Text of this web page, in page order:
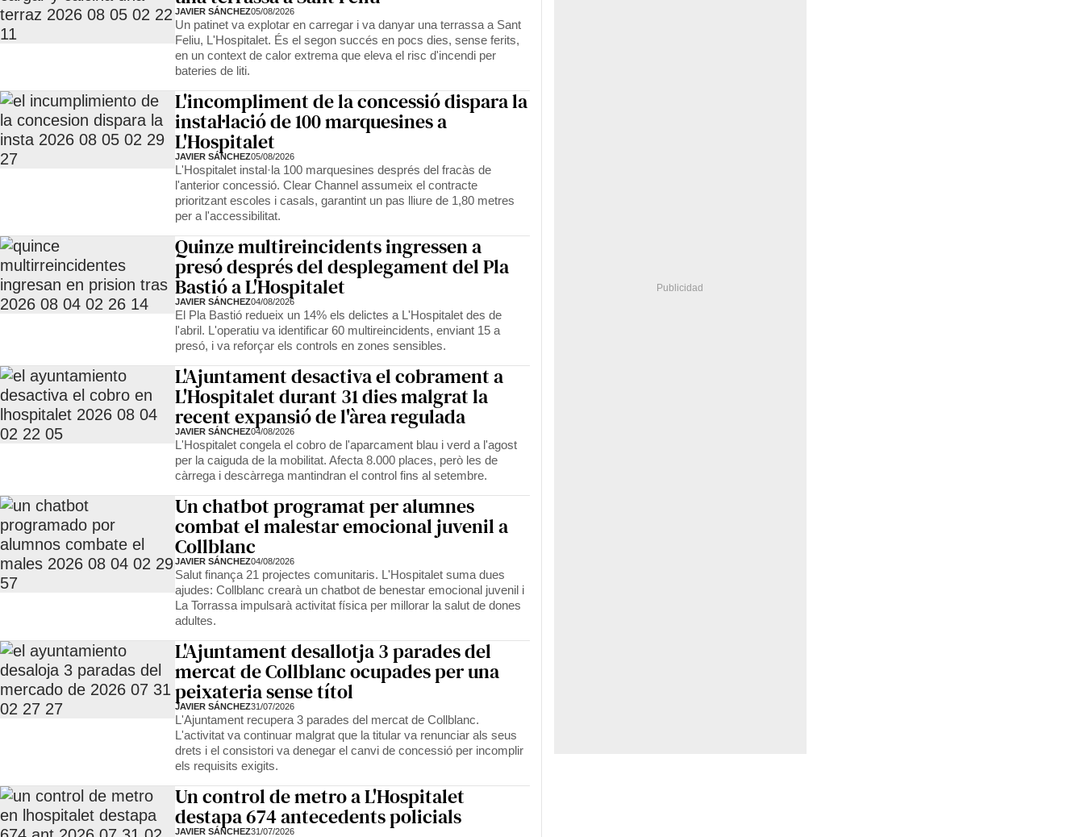
JAVIER SÁNCHEZ05/08/2026
Un patinet va explotar en carregar i va danyar una terrassa a Sant
Feliu, L'Hospitalet. És el segon succés en pocs dies, sense ferits,
en un context de calor extrema que eleva el risc d'incendi per
bateries de liti.
L'incompliment de la concessió dispara la
instal·lació de 100 marquesines a
L'Hospitalet
JAVIER SÁNCHEZ05/08/2026
L'Hospitalet instal·la 100 marquesines després del fracàs de
l'anterior concessió. Clear Channel assumeix el contracte
prioritzant escoles i casals, garantint un pas lliure de 1,80 metres
per a l'accessibilitat.
Quinze multireincidents ingressen a
presó després del desplegament del Pla
Bastió a L'Hospitalet
JAVIER SÁNCHEZ04/08/2026
El Pla Bastió redueix un 14% els delictes a L'Hospitalet des de
l'abril. L'operatiu va identificar 60 multireincidents, enviant 15 a
presó, i va reforçar els controls en zones sensibles.
L'Ajuntament desactiva el cobrament a
L'Hospitalet durant 31 dies malgrat la
recent expansió de l'àrea regulada
JAVIER SÁNCHEZ04/08/2026
L'Hospitalet congela el cobro de l'aparcament blau i verd a l'agost
per la caiguda de la mobilitat. Afecta 8.000 places, però les de
càrrega i descàrrega mantindran el control fins al setembre.
Un chatbot programat per alumnes
combat el malestar emocional juvenil a
Collblanc
JAVIER SÁNCHEZ04/08/2026
Salut finança 21 projectes comunitaris. L'Hospitalet suma dues
ajudes: Collblanc crearà un chatbot de benestar emocional juvenil i
La Torrassa impulsarà activitat física per millorar la salut de dones
adultes.
L'Ajuntament desallotja 3 parades del
mercat de Collblanc ocupades per una
peixateria sense títol
JAVIER SÁNCHEZ31/07/2026
L'Ajuntament recupera 3 parades del mercat de Collblanc.
L'activitat va continuar malgrat que la titular va renunciar als seus
drets i el consistori va denegar el canvi de concessió per incomplir
els requisits exigits.
Un control de metro a L'Hospitalet
destapa 674 antecedents policials
JAVIER SÁNCHEZ31/07/2026